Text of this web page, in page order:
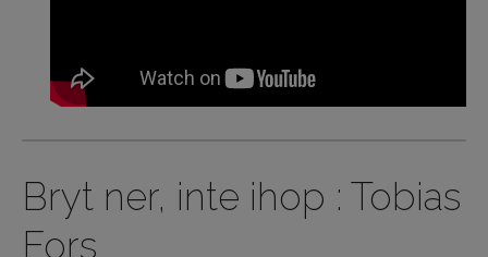
Bryt ner, inte ihop : Tobias
Fors